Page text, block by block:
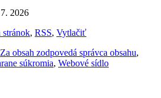
2026
stránok, RSS, Vytlačiť
Za obsah zodpovedá správca obsahu,
súkromia, Webové sídlo